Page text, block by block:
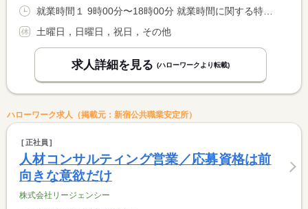
土曜日，日曜日，祝日，その他
求人詳細を見る (ハローワークより転載)
ハローワーク求人（掲載元：新宿公共職業安定所）
正社員
人材コンサルティング営業／応募資格は前
向きな意欲だけ
株式会社リージェンシー